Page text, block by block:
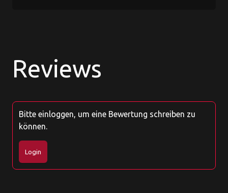
Reviews
Bitte einloggen, um eine Bewertung schreiben zu
können.
Login